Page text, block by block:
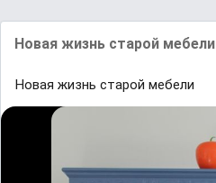
Новая жизнь старой мебели
Новая жизнь старой мебели